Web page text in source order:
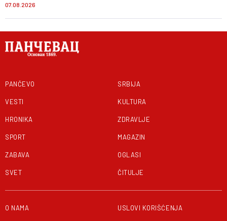
07.08.2026
PANČEVO
VESTI
HRONIKA
SPORT
ZABAVA
SVET
SRBIJA
KULTURA
ZDRAVLJE
MAGAZIN
OGLASI
ČITULJE
O NAMA USLOVI KORIŠĆENJA